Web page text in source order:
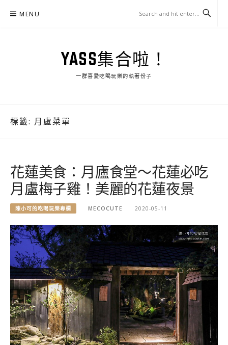
MENU
YASS集合啦！
一群喜愛吃喝玩樂的執著份子
標籤: 月盧菜單
花蓮美食：月廬食堂～花蓮必吃
月盧梅子雞！美麗的花蓮夜景
陳小可的吃喝玩樂專欄 MECOCUTE 2020-05-11